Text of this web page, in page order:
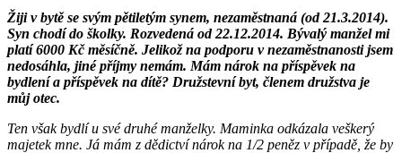
Žiji v bytě se svým pětiletým synem, nezaměstnaná (od 21.3.2014).
Syn chodí do školky. Rozvedená od 22.12.2014. Bývalý manžel mi
platí 6000 Kč měsíčně. Jelikož na podporu v nezaměstnanosti jsem
nedosáhla, jiné příjmy nemám. Mám nárok na příspěvek na
bydlení a příspěvek na dítě? Družstevní byt, členem družstva je
můj otec.
Ten však bydlí u své druhé manželky. Maminka odkázala veškerý
majetek mne. Já mám z dědictví nárok na 1/2 peněz v případě, že by